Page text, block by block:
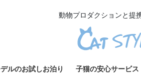
へ
ョ
動物プロダクションと提
ルのお試しお泊り 子猫の安心サービス